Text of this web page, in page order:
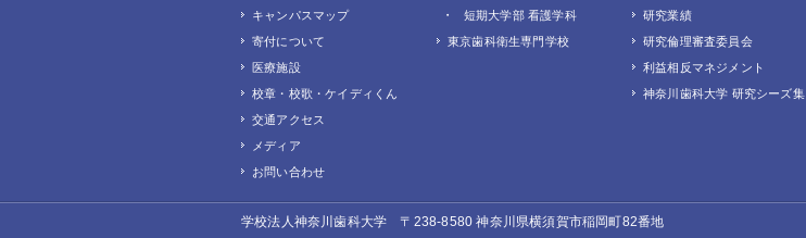
キャンパスマップ
寄付について
医療施設
校章・校歌・ケイディくん
交通アクセス
メディア
お問い合わせ
短期大学部 看護学科
東京歯科衛生専門学校
研究業績
研究倫理審査委員会
利益相反マネジメント
神奈川歯科大学 研究シーズ集
学校法人神奈川歯科大学 〒238-8580 神奈川県横須賀市稲岡町82番地